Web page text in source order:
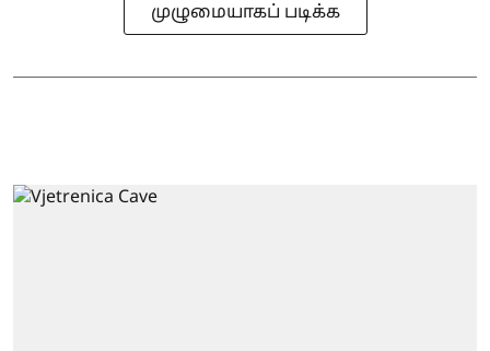
முழுமையாகப் படிக்க